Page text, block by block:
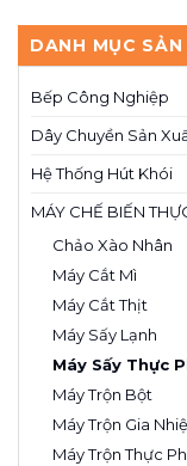
DANH MỤC SẢN
Bếp Công Nghiệp
Dây Chuyền Sản
Hệ Thống Hút Khói
MÁY CHẾ BIẾN
Chảo Xào Nhân
Máy Cắt Mì
Máy Cắt Thịt
Máy Sấy Lạnh
Máy Sấy Thực
Máy Trộn Bột
Máy Trộn Gia
Máy Trộn Thực